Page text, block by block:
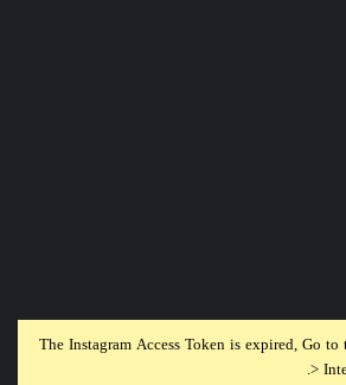
The Instagram Access Token is expired, Go
>